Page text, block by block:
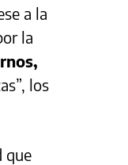
a la
la
los
que